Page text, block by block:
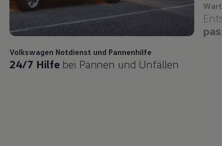
Volkswagen Notdienst und Pannenhilfe
24/7 Hilfe bei Pannen und Unfällen